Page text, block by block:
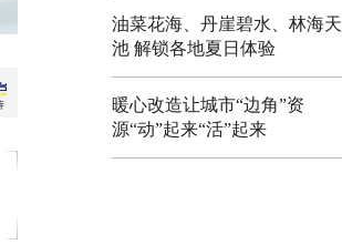
油菜花海、丹崖碧水、林海天
池 解锁各地夏日体验
暖心改造让城市“边角”资
源“动”起来“活”起来